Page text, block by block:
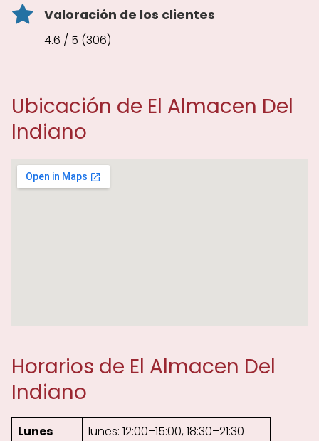
Valoración de los clientes
4.6 / 5 (306)
Ubicación de El Almacen Del
Indiano
Horarios de El Almacen Del
Indiano
Lunes
lunes: 12:00–15:00, 18:30–21:30